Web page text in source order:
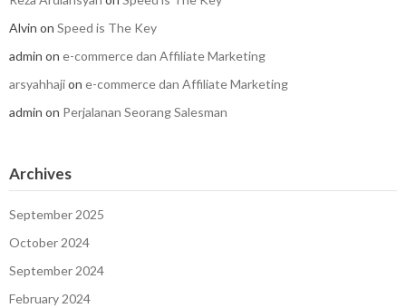
Alvin on Speed is The Key
admin on e-commerce dan Affiliate Marketing
arsyahhajion e-commerce dan Affiliate Marketing
admin on Perjalanan Seorang Salesman
Archives
September 2025
October 2024
September 2024
February 2024